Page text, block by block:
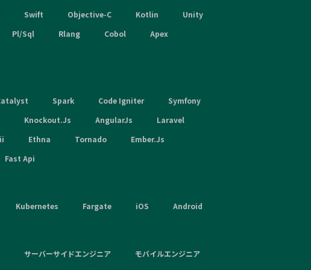
Swift Objective-C Kotlin
Unity
Pl/Sql Rlang Cobol
Apex
Spark Code Igniter
Symfony
Knockout.Js AngularJs
Laravel
Ethna Tornado
Ember.Js
Fast Api
Kubernetes Fargate iOS Android
サーバーサイドエンジニア
モバイルエンジニア